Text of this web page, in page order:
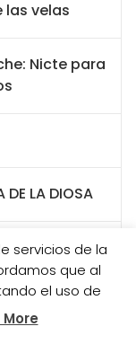
las velas
Nicte para
DE LA DIOSA
servicios de la
que al
el uso de